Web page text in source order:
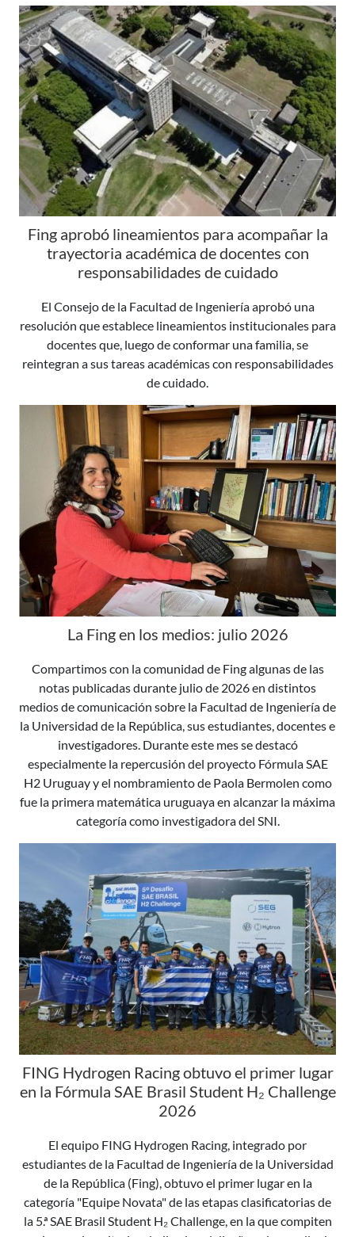
Fing aprobó lineamientos para acompañar la
trayectoria académica de docentes con
responsabilidades de cuidado
El Consejo de la Facultad de Ingeniería aprobó una
resolución que establece lineamientos institucionales para
docentes que, luego de conformar una familia, se
reintegran a sus tareas académicas con responsabilidades
de cuidado.
La Fing en los medios: julio 2026
Compartimos con la comunidad de Fing algunas de las
notas publicadas durante julio de 2026 en distintos
medios de comunicación sobre la Facultad de Ingeniería de
la Universidad de la República, sus estudiantes, docentes e
investigadores. Durante este mes se destacó
especialmente la repercusión del proyecto Fórmula SAE
H2 Uruguay y el nombramiento de Paola Bermolen como
fue la primera matemática uruguaya en alcanzar la máxima
categoría como investigadora del SNI.
FING Hydrogen Racing obtuvo el primer lugar
en la Fórmula SAE Brasil Student H₂ Challenge
2026
El equipo FING Hydrogen Racing, integrado por
estudiantes de la Facultad de Ingeniería de la Universidad
de la República (Fing), obtuvo el primer lugar en la
categoría "Equipe Novata" de las etapas clasificatorias de
la 5.ª SAE Brasil Student H₂ Challenge, en la que compiten